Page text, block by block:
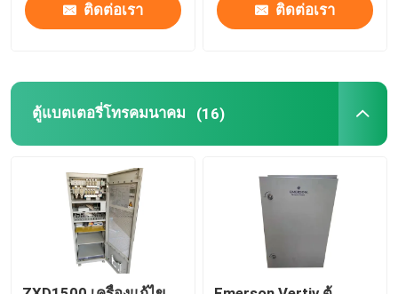
ติดต่อเรา ติดต่อเรา
ตู้แบตเตอรี่โทรคมนาคม (16)